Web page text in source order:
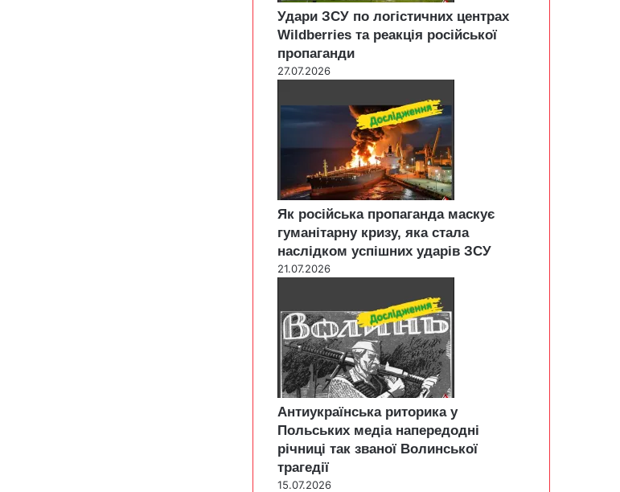
Удари ЗСУ по логістичних центрах
Wildberries та реакція російської
пропаганди
27.07.2026
Як російська пропаганда маскує
гуманітарну кризу, яка стала
наслідком успішних ударів ЗСУ
21.07.2026
Антиукраїнська риторика у
Польських медіа напередодні
річниці так званої Волинської
трагедії
15.07.2026